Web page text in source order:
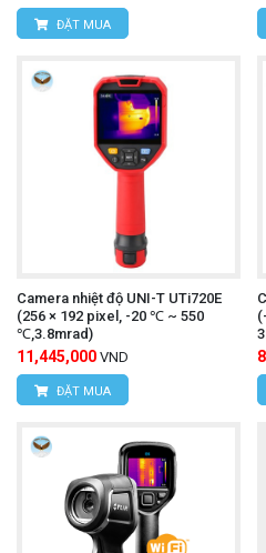
ĐẶT MUA
Camera nhiệt độ UNI-T UTi720E
(256 × 192 pixel, -20 ℃ ~ 550
℃,3.8mrad)
11,445,000 VND
ĐẶT MUA